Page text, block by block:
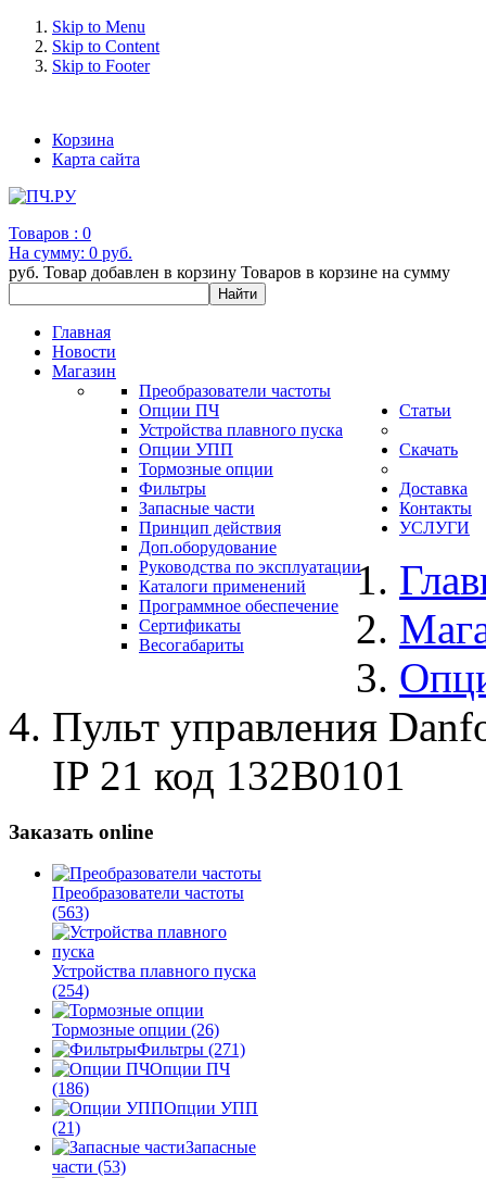
Skip to Menu
Skip to Content
Skip to Footer
Корзина
Карта сайта
Товаров : 0
На сумму: 0 руб.
руб. Товар добавлен в корзину Товаров в корзине на сумму
Главная
Новости
Магазин
Преобразователи частоты
Опции ПЧ
Устройства плавного пуска
Опции УПП
Тормозные опции
Фильтры
Запасные части
Статьи
Принцип действия
Доп.оборудование
Скачать
Руководства по эксплуатации
Каталоги применений
Программное обеспечение
Сертификаты
Весогабариты
Доставка
Контакты
УСЛУГИ
Пульт управления
IP 21 код 132B0101
Заказать online
Преобразователи частоты
(563)
Устройства плавного пуска
(254)
Тормозные опции (26)
Фильтры (271)
Опции ПЧ
(186)
Опции УПП
(21)
Запасные
части (53)